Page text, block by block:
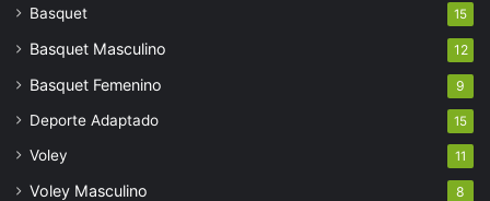
Basquet 15
Basquet Masculino 12
Basquet Femenino 9
Deporte Adaptado 15
Voley 11
Voley Masculino 8